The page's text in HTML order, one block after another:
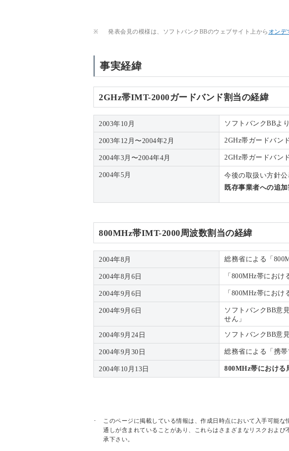
※ 発表会見の模様は、ソフトバンクBBのウェブサイト上から オンデ
事実経緯
2GHz帯IMT-2000ガードバンド割当の経緯
2003年10月 ソフトバンクBBよ
2003年12月〜2004年2月 2GHz帯ガードバン
2004年3月〜2004年4月 2GHz帯ガードバン
2004年5月
今後の取扱い方針公
既存事業者への追
800MHz帯IMT-2000周波数割当の経緯
2004年8月 総務省による「
2004年8月6日 「800MHz帯にお
2004年9月6日 「800MHz帯にお
2004年9月6日
ソフトバンクBB意
せん」
2004年9月24日 ソフトバンクBB意
2004年9月30日 総務省による「携
2004年10月13日 800MHz帯における
このページに掲載している情報は、作成日時点において入手可能
通しが含まれていることがあり、これらはさまざまなリスクおよ
承下さい。